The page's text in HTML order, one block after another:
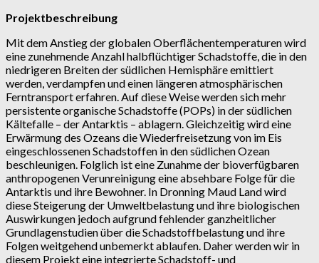
Projektbeschreibung
Mit dem Anstieg der globalen Oberflächentemperaturen wird
eine zunehmende Anzahl halbflüchtiger Schadstoffe, die in den
niedrigeren Breiten der südlichen Hemisphäre emittiert
werden, verdampfen und einen längeren atmosphärischen
Ferntransport erfahren. Auf diese Weise werden sich mehr
persistente organische Schadstoffe (POPs) in der südlichen
Kältefalle – der Antarktis – ablagern. Gleichzeitig wird eine
Erwärmung des Ozeans die Wiederfreisetzung von im Eis
eingeschlossenen Schadstoffen in den südlichen Ozean
beschleunigen. Folglich ist eine Zunahme der bioverfügbaren
anthropogenen Verunreinigung eine absehbare Folge für die
Antarktis und ihre Bewohner. In Dronning Maud Land wird
diese Steigerung der Umweltbelastung und ihre biologischen
Auswirkungen jedoch aufgrund fehlender ganzheitlicher
Grundlagenstudien über die Schadstoffbelastung und ihre
Folgen weitgehend unbemerkt ablaufen. Daher werden wir in
diesem Projekt eine integrierte Schadstoff- und